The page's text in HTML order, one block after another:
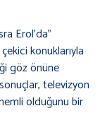
Erol’da”
konuklarıyla
göz önüne
sonuçlar, televizyon
olduğunu bir